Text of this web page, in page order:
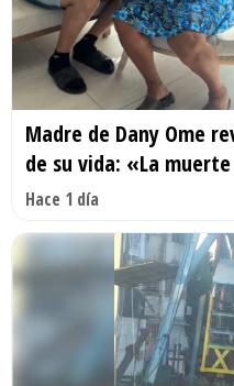
Madre de Dany Ome
de su vida: «La
Hace 1 día